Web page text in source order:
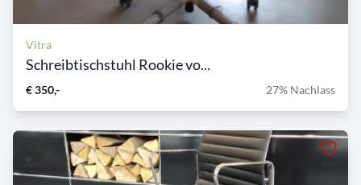
Vitra
Schreibtischstuhl Rookie vo...
€ 350,- 27% Nachlass